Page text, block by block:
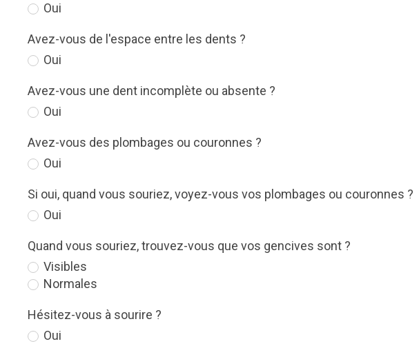
Oui
Avez-vous de l'espace entre les dents ?
Oui
Avez-vous une dent incomplète ou absente ?
Oui
Avez-vous des plombages ou couronnes ?
Oui
Si oui, quand vous souriez, voyez-vous vos plombages ou couronnes ?
Oui
Quand vous souriez, trouvez-vous que vos gencives sont ?
Visibles
Normales
Hésitez-vous à sourire ?
Oui